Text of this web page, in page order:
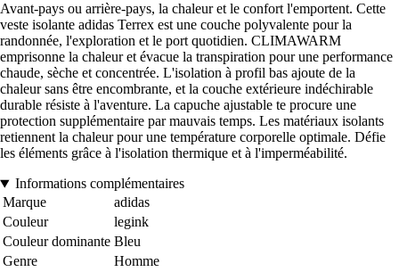
Avant-pays ou arrière-pays, la chaleur et le confort l'emportent. Cette
veste isolante adidas Terrex est une couche polyvalente pour la
randonnée, l'exploration et le port quotidien. CLIMAWARM
emprisonne la chaleur et évacue la transpiration pour une performance
chaude, sèche et concentrée. L'isolation à profil bas ajoute de la
chaleur sans être encombrante, et la couche extérieure indéchirable
durable résiste à l'aventure. La capuche ajustable te procure une
protection supplémentaire par mauvais temps. Les matériaux isolants
retiennent la chaleur pour une température corporelle optimale. Défie
les éléments grâce à l'isolation thermique et à l'imperméabilité.
Informations complémentaires
Marque
adidas
Couleur
legink
Couleur dominante Bleu
Genre
Homme